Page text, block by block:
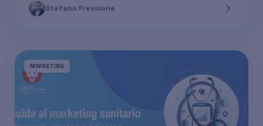
Stefano Fresolone
MARKETING